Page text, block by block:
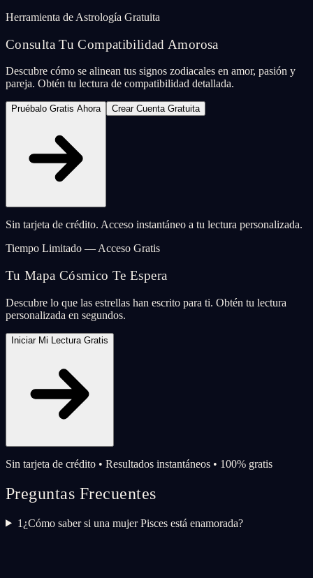
Herramienta de Astrología Gratuita
Consulta Tu Compatibilidad Amorosa
Descubre cómo se alinean tus signos zodiacales en amor, pasión y
pareja. Obtén tu lectura de compatibilidad detallada.
Pruébalo Gratis Ahora Crear Cuenta Gratuita
Sin tarjeta de crédito. Acceso instantáneo a tu lectura personalizada.
Tiempo Limitado — Acceso Gratis
Tu Mapa Cósmico Te Espera
Descubre lo que las estrellas han escrito para ti. Obtén tu lectura
personalizada en segundos.
Iniciar Mi Lectura Gratis
Sin tarjeta de crédito • Resultados instantáneos • 100% gratis
Preguntas Frecuentes
1 ¿Cómo saber si una mujer Pisces está enamorada?